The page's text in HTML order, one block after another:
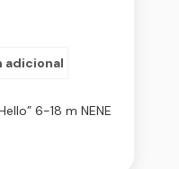
adicional
6-18 m NENE